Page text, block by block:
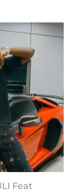
Feat